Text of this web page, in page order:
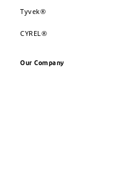
Tyvek®
CYREL®
Our Company